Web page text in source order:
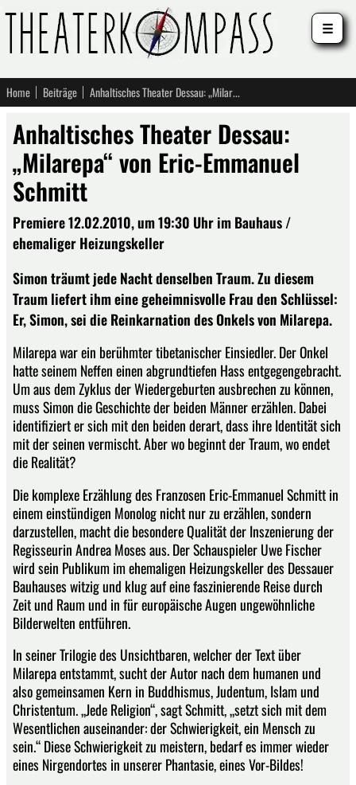
Home Beiträge Anhaltisches Theater Dessau: „Milarepa“ von Eric-Emmanuel Schmitt
Anhaltisches Theater Dessau:
„Milarepa“ von Eric-Emmanuel
Schmitt
Premiere 12.02.2010, um 19:30 Uhr im Bauhaus /
ehemaliger Heizungskeller
Simon träumt jede Nacht denselben Traum. Zu diesem
Traum liefert ihm eine geheimnisvolle Frau den Schlüssel:
Er, Simon, sei die Reinkarnation des Onkels von Milarepa.
Milarepa war ein berühmter tibetanischer Einsiedler. Der Onkel
hatte seinem Neffen einen abgrundtiefen Hass entgegengebracht.
Um aus dem Zyklus der Wiedergeburten ausbrechen zu können,
muss Simon die Geschichte der beiden Männer erzählen. Dabei
identifiziert er sich mit den beiden derart, dass ihre Identität sich
mit der seinen vermischt. Aber wo beginnt der Traum, wo endet
die Realität?
Die komplexe Erzählung des Franzosen Eric-Emmanuel Schmitt in
einem einstündigen Monolog nicht nur zu erzählen, sondern
darzustellen, macht die besondere Qualität der Inszenierung der
Regisseurin Andrea Moses aus. Der Schauspieler Uwe Fischer
wird sein Publikum im ehemaligen Heizungskeller des Dessauer
Bauhauses witzig und klug auf eine faszinierende Reise durch
Zeit und Raum und in für europäische Augen ungewöhnliche
Bilderwelten entführen.
In seiner Trilogie des Unsichtbaren, welcher der Text über
Milarepa entstammt, sucht der Autor nach dem humanen und
also gemeinsamen Kern in Buddhismus, Judentum, Islam und
Christentum. „Jede Religion“, sagt Schmitt, „setzt sich mit dem
Wesentlichen auseinander: der Schwierigkeit, ein Mensch zu
sein.“ Diese Schwierigkeit zu meistern, bedarf es immer wieder
eines Nirgendortes in unserer Phantasie, eines Vor-Bildes!
☰